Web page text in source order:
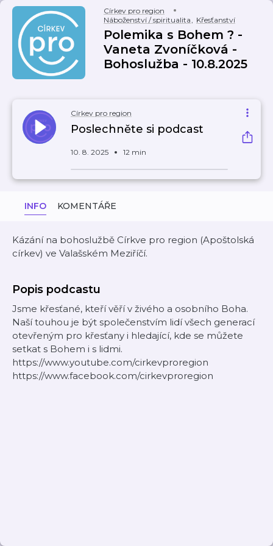
Církev pro region
Náboženství / spiritualita, Křesťanství
Polemika s Bohem ? -
Vaneta Zvoníčková -
Bohoslužba - 10.8.2025
Církev pro region
Poslechněte si podcast
10. 8. 2025 12 min
INFO KOMENTÁŘE
Kázání na bohoslužbě Církve pro region (Apoštolská
církev) ve Valašském Meziříčí.
Popis podcastu
Jsme křesťané, kteří věří v živého a osobního Boha.
Naší touhou je být společenstvím lidí všech generací
otevřeným pro křesťany i hledající, kde se můžete
setkat s Bohem i s lidmi.
https://www.youtube.com/cirkevproregion
https://www.facebook.com/cirkevproregion